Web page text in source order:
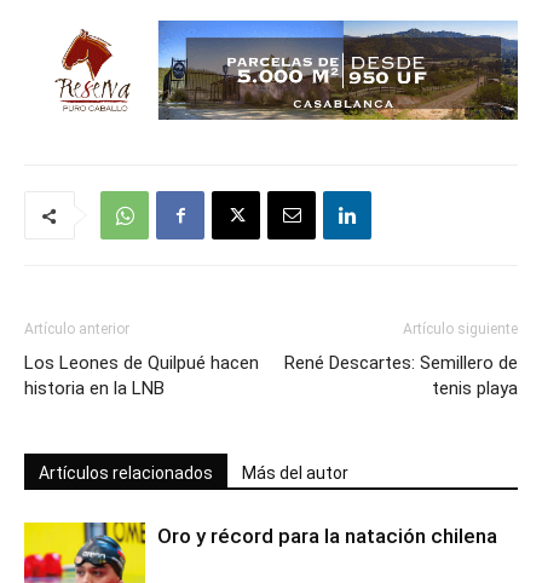
Artículo anterior
Los Leones de Quilpué hacen
historia en la LNB
Artículo siguiente
René Descartes: Semillero de
tenis playa
Artículos relacionados Más del autor
Oro y récord para la natación chilena